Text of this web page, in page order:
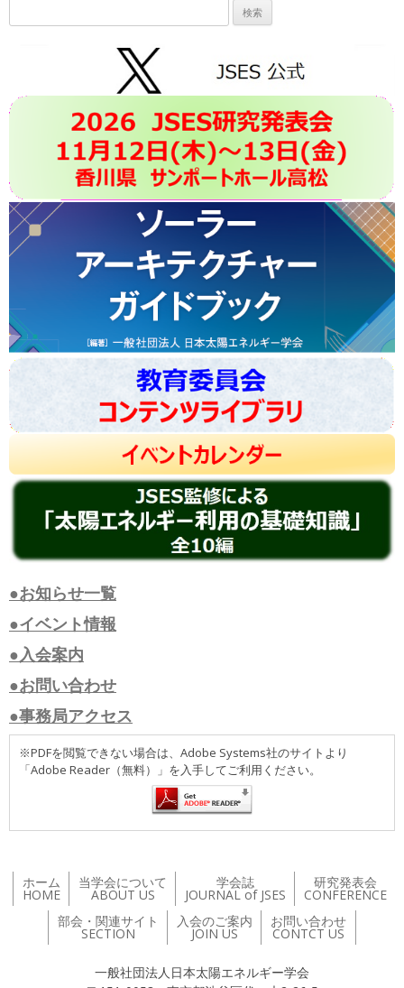
索:
●お知らせ一覧
●イベント情報
●入会案内
●お問い合わせ
●事務局アクセス
※PDFを閲覧できない場合は、Adobe Systems社のサイトより
「Adobe Reader（無料）」を入手してご利用ください。
ホーム
HOME
当学会について
ABOUT US
学会誌
JOURNAL of JSES
研究発表会
CONFERENCE
部会・関連サイト
SECTION
入会のご案内
JOIN US
お問い合わせ
CONTCT US
一般社団法人日本太陽エネルギー学会